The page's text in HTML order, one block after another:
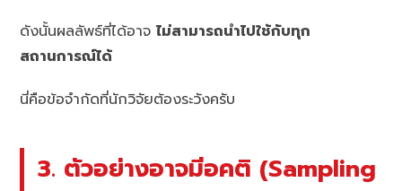
ดังนั้นผลลัพธ์ที่ได้อาจไม่สามารถนำไปใช้กับทุก
สถานการณ์ได้
นี่คือข้อจำกัดที่นักวิจัยต้องระวังครับ
3. ตัวอย่างอาจมีอคติ (Sampling